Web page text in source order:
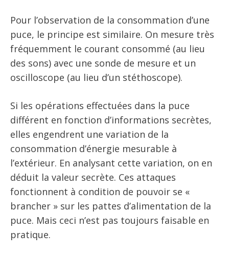
Pour l’observation de la consommation d’une
puce, le principe est similaire. On mesure très
fréquemment le courant consommé (au lieu
des sons) avec une sonde de mesure et un
oscilloscope (au lieu d’un stéthoscope).
Si les opérations effectuées dans la puce
différent en fonction d’informations secrètes,
elles engendrent une variation de la
consommation d’énergie mesurable à
l’extérieur. En analysant cette variation, on en
déduit la valeur secrète. Ces attaques
fonctionnent à condition de pouvoir se «
brancher » sur les pattes d’alimentation de la
puce. Mais ceci n’est pas toujours faisable en
pratique.